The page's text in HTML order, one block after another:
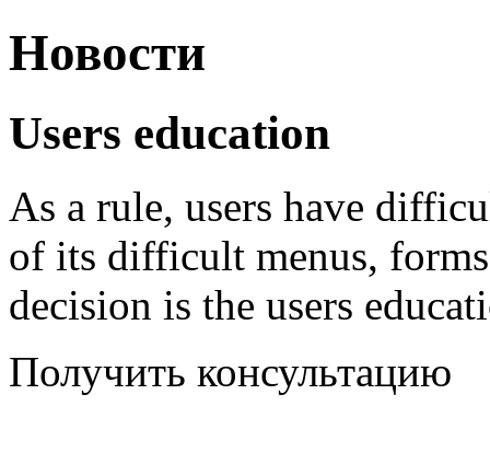
Новости
Users education
As a rule, users have
of its difficult menus,
decision is the users
Получить консультацию